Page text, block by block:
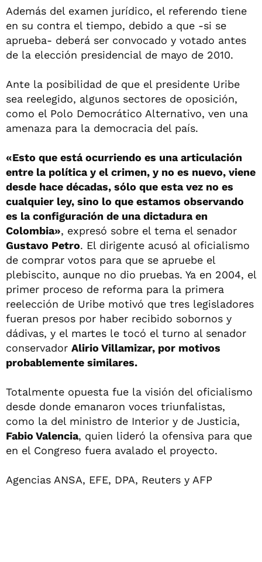
Además del examen jurídico, el referendo tiene
en su contra el tiempo, debido a que -si se
aprueba- deberá ser convocado y votado antes
de la elección presidencial de mayo de 2010.
Ante la posibilidad de que el presidente Uribe
sea reelegido, algunos sectores de oposición,
como el Polo Democrático Alternativo, ven una
amenaza para la democracia del país.
«Esto que está ocurriendo es una articulación
entre la política y el crimen, y no es nuevo, viene
desde hace décadas, sólo que esta vez no es
cualquier ley, sino lo que estamos observando
es la configuración de una dictadura en
Colombia», expresó sobre el tema el senador
Gustavo Petro. El dirigente acusó al oficialismo
de comprar votos para que se apruebe el
plebiscito, aunque no dio pruebas. Ya en 2004, el
primer proceso de reforma para la primera
reelección de Uribe motivó que tres legisladores
fueran presos por haber recibido sobornos y
dádivas, y el martes le tocó el turno al senador
conservador Alirio Villamizar, por motivos
probablemente similares.
Totalmente opuesta fue la visión del oficialismo
desde donde emanaron voces triunfalistas,
como la del ministro de Interior y de Justicia,
Fabio Valencia, quien lideró la ofensiva para que
en el Congreso fuera avalado el proyecto.
Agencias ANSA, EFE, DPA, Reuters y AFP